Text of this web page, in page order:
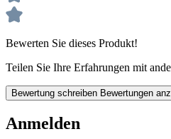
Bewerten Sie dieses Produkt!
Teilen Sie Ihre Erfahrungen mit
Bewertung schreiben Bewertungen
Anmelden